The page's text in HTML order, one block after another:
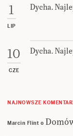
1
LIP
Dycha.
10
CZE
Dycha.
NAJNOWSZE
Marcin Flint o